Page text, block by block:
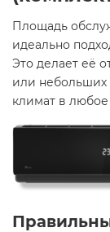
Площадь
идеально
Это делает её
или небольших
климат в